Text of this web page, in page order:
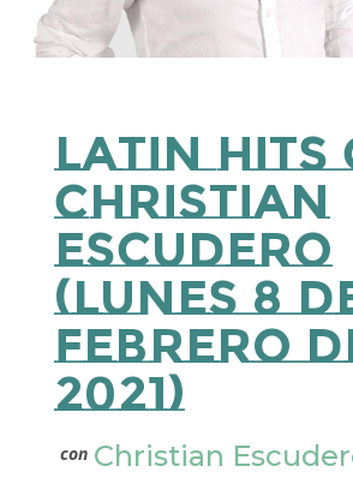
Latin Hits
Christian
Escudero
(lunes 8
febrero
2021)
con Christian